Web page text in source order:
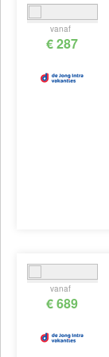
vanaf
€ 287
vanaf
€ 689